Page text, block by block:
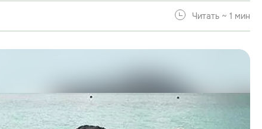
Читать ~ 1 мин